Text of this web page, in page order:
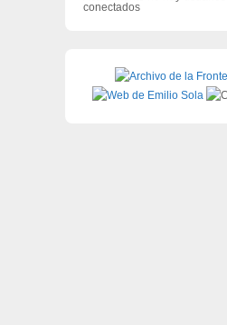
conectados